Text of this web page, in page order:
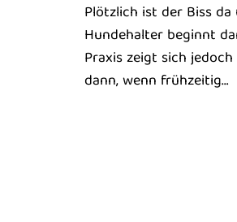
Plötzlich ist der Biss
Hundehalter beginnt
Praxis zeigt sich
dann, wenn frühzeitig…